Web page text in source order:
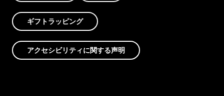
ギフトラッピング
アクセシビリティに関する声明